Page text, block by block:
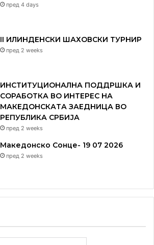
пред 4 days
II ИЛИНДЕНСКИ ШАХОВСКИ ТУРНИР
пред 2 weeks
ИНСТИТУЦИОНАЛНА ПОДДРШКА И
СОРАБОТКА ВО ИНТЕРЕС НА
МАКЕДОНСКАТА ЗАЕДНИЦА ВО
РЕПУБЛИКА СРБИЈА
пред 2 weeks
Македонско Сонце- 19 07 2026
пред 2 weeks